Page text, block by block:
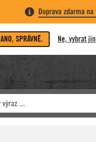
Doprava zdarma
ANO, SPRÁVNĚ. Ne, vybrat